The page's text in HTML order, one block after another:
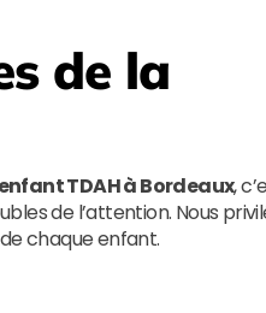
de la
TDAH à Bordeaux,
de l’attention. Nous
chaque enfant.